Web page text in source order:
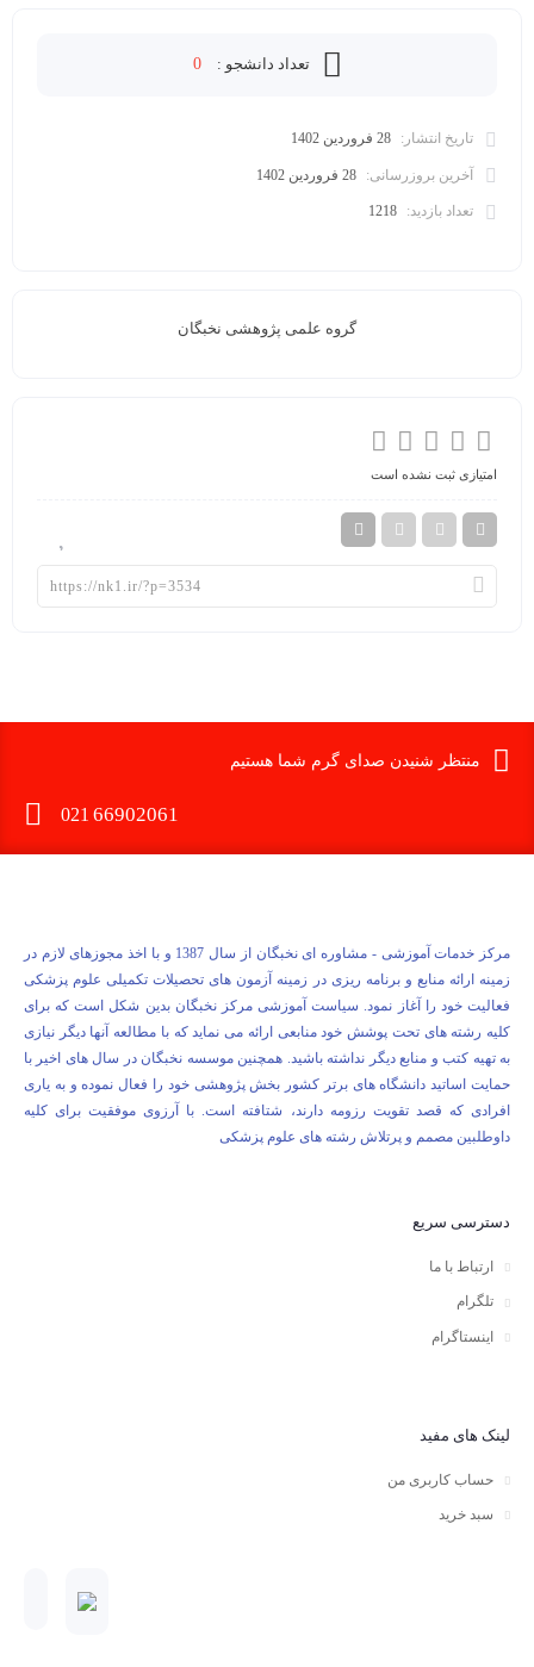
تعداد دانشجو : 0
تاریخ انتشار: 28 فروردین 1402
آخرین بروزرسانی: 28 فروردین 1402
تعداد بازدید: 1218
گروه علمی پژوهشی نخبگان
افزودن
مندی
امتیازی ثبت نشده است
منتظر شنیدن صدای گرم شما هستیم
66902061
021
مرکز خدمات آموزشی - مشاوره ای نخبگان از سال 1387 و با اخذ مجوزهای لازم در
زمینه ارائه منابع و برنامه ریزی در زمینه آزمون های تحصیلات تکمیلی علوم پزشکی
فعالیت خود را آغاز نمود. سیاست آموزشی مرکز نخبگان بدین شکل است که برای
کلیه رشته های تحت پوشش خود منابعی ارائه می نماید که با مطالعه آنها دیگر نیازی
به تهیه کتب و منابع دیگر نداشته باشید. همچنین موسسه نخبگان در سال های اخیر با
حمایت اساتید دانشگاه های برتر کشور بخش پژوهشی خود را فعال نموده و به یاری
افرادی که قصد تقویت رزومه دارند، شتافته است. با آرزوی موفقیت برای کلیه
داوطلبین مصمم و پرتلاش رشته های علوم پزشکی
دسترسی سریع
ارتباط با ما
تلگرام
اینستاگرام
لینک های مفید
حساب کاربری من
سبد خرید